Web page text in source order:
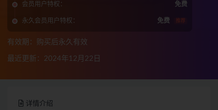
会员用户特权： 免费
永久会员用户特权： 免费 推荐
有效期：购买后永久有效
最近更新：2024年12月22日
详情介绍